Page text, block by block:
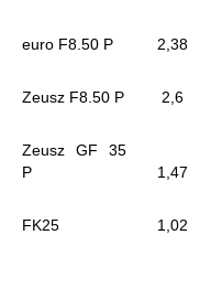
euro F8.50 P 2,38
Zeusz F8.50 P 2,6
Zeusz GF 35
P
1,47
FK25 1,02